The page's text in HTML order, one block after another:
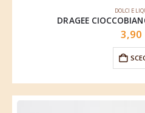
DOLCI E
DRAGEE
3,90